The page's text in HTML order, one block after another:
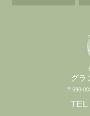
グラ
〒690-
TEL